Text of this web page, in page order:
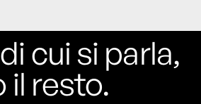
cui si parla,
il resto.